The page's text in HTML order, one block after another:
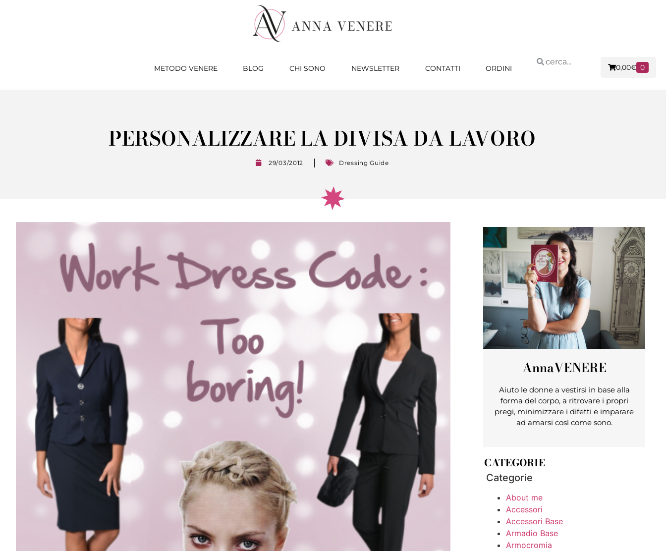
METODO VENERE BLOG CHI SONO NEWSLETTER CONTATTI ORDINI 0,00€ 0
PERSONALIZZARE LA DIVISA DA LAVORO
29/03/2012 Dressing Guide
AnnaVENERE
Aiuto le donne a vestirsi in base alla
forma del corpo, a ritrovare i propri
pregi, minimizzare i difetti e imparare
ad amarsi così come sono.
CATEGORIE
Categorie
About me
Accessori
Accessori Base
Armadio Base
Armocromia